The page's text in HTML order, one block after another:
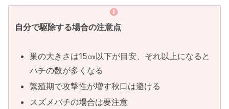
自分で駆除する場合の注意点
巣の大きさは15㎝以下が目安、それ以上になると
ハチの数が多くなる
繁殖期で攻撃性が増す秋口は避ける
スズメバチの場合は要注意